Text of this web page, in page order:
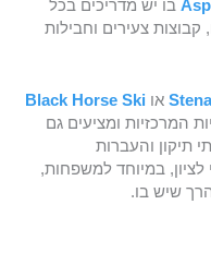
בו יש מדריכים בכל
קבוצות צעירים וחבילות
או Black Horse Ski
המרכזיות ומציעים גם
תיקון והעברות
לציון, במיוחד למשפחות,
שיש בו.